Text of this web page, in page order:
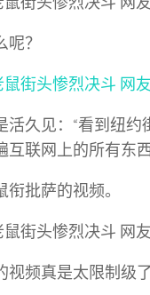
？
久见：“看到纽
联网上的所有东
批萨的视频。
频真是太限制级了